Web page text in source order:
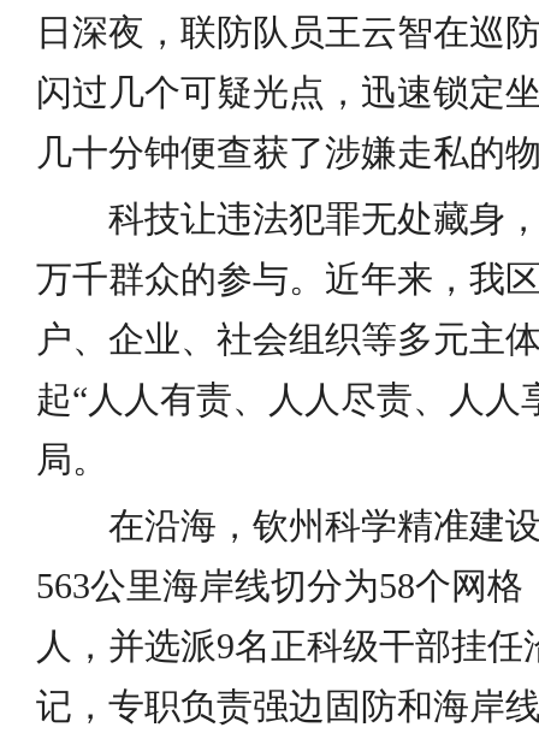
日深夜，联防队员王云智在巡
闪过几个可疑光点，迅速锁定
几十分钟便查获了涉嫌走私的
科技让违法犯罪无处藏身
万千群众的参与。近年来，我
户、企业、社会组织等多元主
起“人人有责、人人尽责、人人
局。
在沿海，钦州科学精准建
563公里海岸线切分为58个网
人，并选派9名正科级干部挂
记，专职负责强边固防和海岸